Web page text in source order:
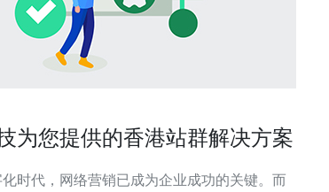
为您提供的香港站群解决方案
时代，网络营销已成为企业成功的关键。而